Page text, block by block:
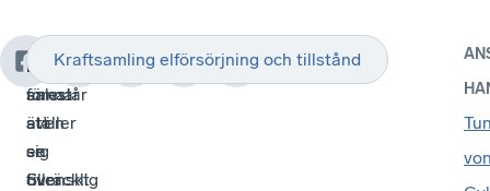
Promemorian
föreslår
att
se
över
Bland
annat
ställer
sig
Svenskt
Promemorian
saknar
även
en
tillräcklig
Kraftsamling elförsörjning och tillstånd